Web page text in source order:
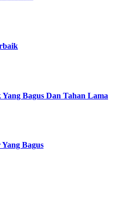
Bagus Dan Tahan Lama
Bagus